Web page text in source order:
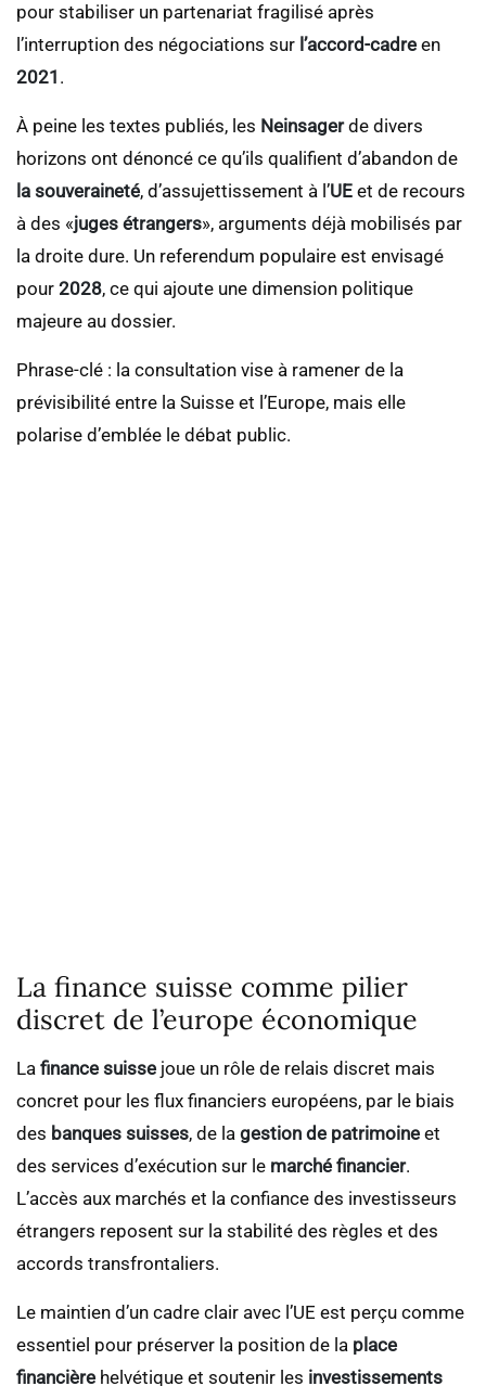
pour stabiliser un partenariat fragilisé après
l’interruption des négociations sur l’accord-cadre en
2021 .
À peine les textes publiés, les Neinsagerde divers
horizons ont dénoncé ce qu’ils qualifient d’abandon de
la souveraineté, d’assujettissement à l’UE et de recours
à des «juges étrangers», arguments déjà mobilisés par
la droite dure. Un referendum populaire est envisagé
pour 2028, ce qui ajoute une dimension politique
majeure au dossier.
Phrase-clé : la consultation vise à ramener de la
prévisibilité entre la Suisse et l’Europe, mais elle
polarise d’emblée le débat public.
La finance suisse comme pilier
discret de l’europe économique
La finance suisse joue un rôle de relais discret mais
concret pour les flux financiers européens, par le biais
des banques suisses, de la gestion de patrimoine et
des services d’exécution sur le marché financier.
L’accès aux marchés et la confiance des investisseurs
étrangers reposent sur la stabilité des règles et des
accords transfrontaliers.
Le maintien d’un cadre clair avec l’UE est perçu comme
essentiel pour préserver la position de la place
financière helvétique et soutenir les investissements